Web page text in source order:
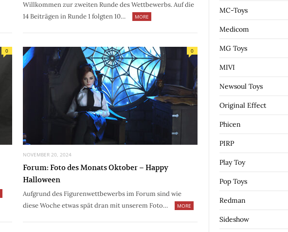
Willkommen zur zweiten Runde des Wettbewerbs. Auf die
14 Beiträgen in Runde 1 folgten 10…
MORE
0
NOVEMBER 20, 2024
0
Forum: Foto des Monats Oktober – Happy
Halloween
Aufgrund des Figurenwettbewerbs im Forum sind wie
diese Woche etwas spät dran mit unserem Foto…
MORE
MC-Toys
Medicom
MG Toys
MIVI
Newsoul Toys
Original Effect
Phicen
PIRP
Play Toy
Pop Toys
Redman
Sideshow